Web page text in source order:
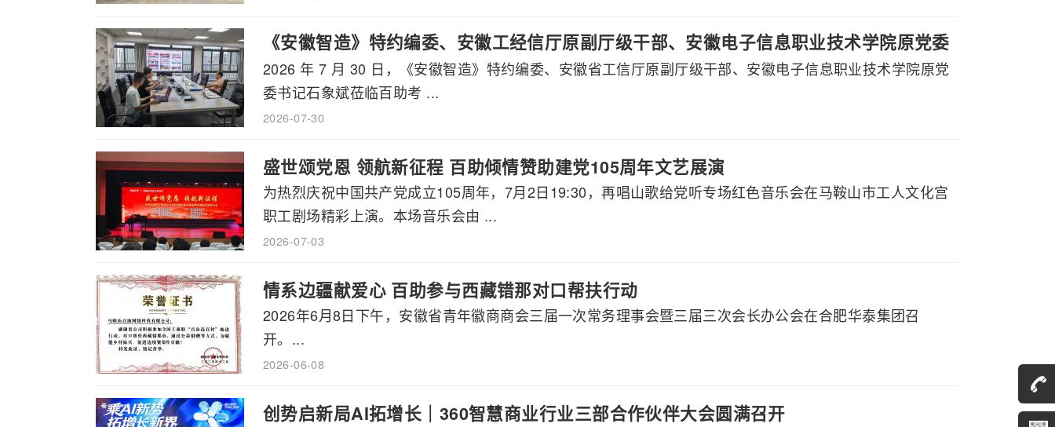
《安徽智造》特约编委、安徽工经信厅原副厅级干部、安徽电子信息职业技术学院原党委
书记石象斌莅临百助考察交流
2026 年 7 月 30 日，《安徽智造》特约编委、安徽省工信厅原副厅级干部、安徽电子信息职业技术学院原党
委书记石象斌莅临百助考 ...
2026-07-30
盛世颂党恩 领航新征程 百助倾情赞助建党105周年文艺展演
为热烈庆祝中国共产党成立105周年，7月2日19:30，再唱山歌给党听专场红色音乐会在马鞍山市工人文化宫
职工剧场精彩上演。本场音乐会由 ...
2026-07-03
情系边疆献爱心 百助参与西藏错那对口帮扶行动
2026年6月8日下午，安徽省青年徽商商会三届一次常务理事会暨三届三次会长办公会在合肥华泰集团召
开。...
2026-06-08
创势启新局AI拓增长｜360智慧商业行业三部合作伙伴大会圆满召开